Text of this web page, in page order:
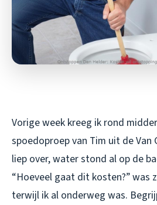
Vorige week kreeg ik rond
spoedoproep van Tim uit de Van
liep over, water stond al op de
“Hoeveel gaat dit kosten?” was
terwijl ik al onderweg was.